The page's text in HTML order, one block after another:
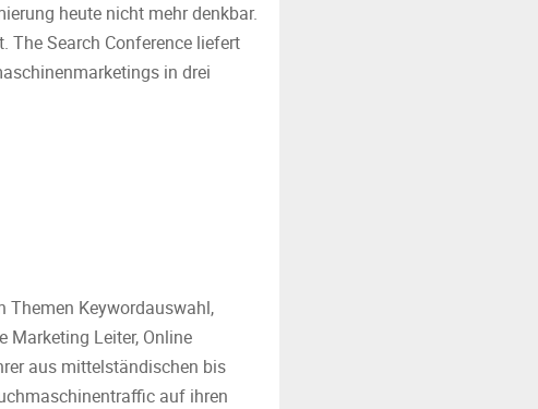
heute nicht mehr denkbar.
The Search Conference liefert
in drei
Themen Keywordauswahl,
Marketing Leiter, Online
aus mittelständischen bis
auf ihren